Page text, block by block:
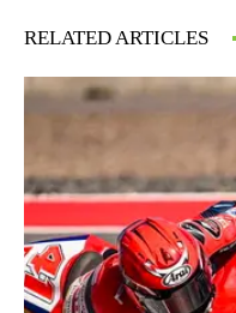
RELATED ARTICLES